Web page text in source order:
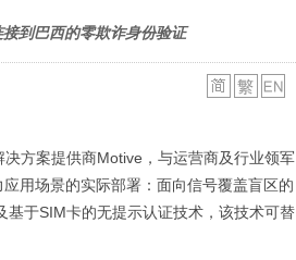
到巴西的零欺诈身份验证
方案提供商Motive，与运营商及行业领军
用场景的实际部署：面向信号覆盖盲区的
于SIM卡的无提示认证技术，该技术可替